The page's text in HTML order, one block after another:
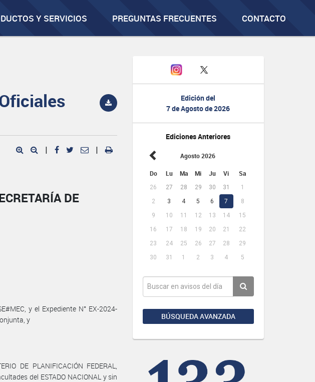
Y SERVICIOS PREGUNTAS FRECUENTES CONTACTO
Edición del
7 de Agosto de 2026
Ediciones Anteriores
Agosto 2026
Do Lu Ma Mi Ju Vi Sa
26 27 28 29 30 31
1
2
3 4 5 6 7
8
9
10 11 12 13 14
15
16
17 18 19 20 21
22
23
24 25 26 27 28
29
30
31 1 2 3 4 5
BÚSQUEDA AVANZADA
| |
DE
y el Expediente N° EX-2024-
y
DE PLANIFICACIÓN FEDERAL,
del ESTADO NACIONAL y sin